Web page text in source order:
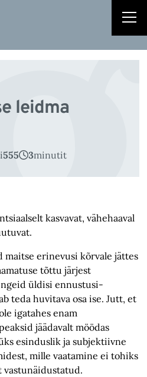
leidma
555 3minutit
kasvavat, vähehaaval
maitse erinevusi kõrvale jättes
tõttu järjest
üldisi ennustusi-
teda huvitava osa ise. Jutt, et
igatahes enam
jäädavalt möödas
esinduslik ja subjektiivne
mille vaatamine ei tohiks
vastunäidustatud.